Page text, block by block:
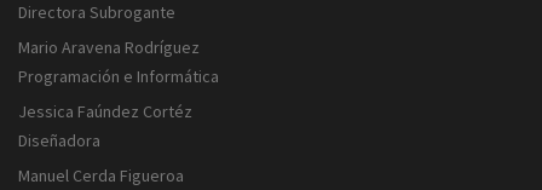
Directora Subrogante
Mario Aravena Rodríguez
Programación e Informática
Jessica Faúndez Cortéz
Diseñadora
Manuel Cerda Figueroa